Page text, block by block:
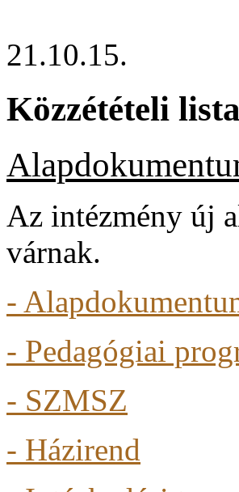
21.10.15.
Közzétételi lista
Az intézmény új
várnak.
-
- Pedagógiai
- SZMSZ
- Házirend